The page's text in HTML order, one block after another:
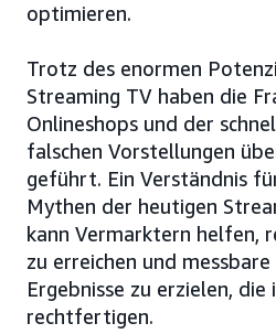
optimieren.
Trotz des enormen
Streaming TV haben die
Onlineshops und der
falschen Vorstellungen
geführt. Ein Verständnis
Mythen der heutigen
kann Vermarktern helfen,
zu erreichen und
Ergebnisse zu erzielen,
rechtfertigen.